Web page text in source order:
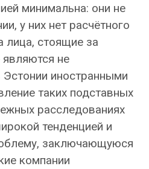
минимальна: они не
у них нет расчётного
лица, стоящие за
не
иностранными
таких подставных
расследованиях
тенденцией и
заключающуюся
компании